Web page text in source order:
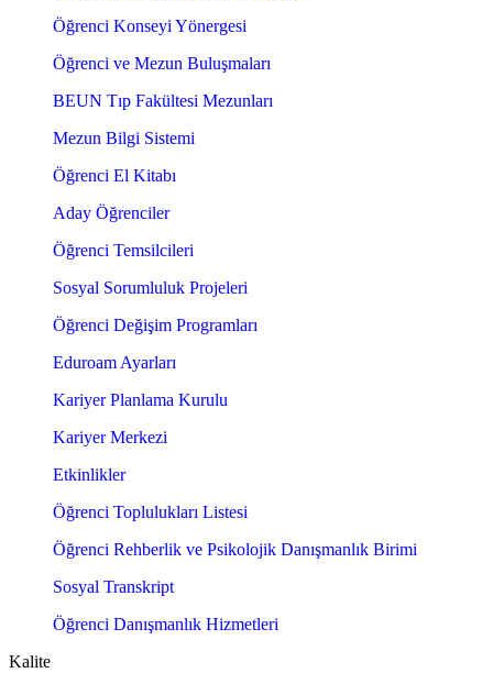
Öğrenci Konseyi Yönergesi
Öğrenci ve Mezun Buluşmaları
BEUN Tıp Fakültesi Mezunları
Mezun Bilgi Sistemi
Öğrenci El Kitabı
Aday Öğrenciler
Öğrenci Temsilcileri
Sosyal Sorumluluk Projeleri
Öğrenci Değişim Programları
Eduroam Ayarları
Kariyer Planlama Kurulu
Kariyer Merkezi
Etkinlikler
Öğrenci Toplulukları Listesi
Öğrenci Rehberlik ve Psikolojik Danışmanlık Birimi
Sosyal Transkript
Öğrenci Danışmanlık Hizmetleri
Kalite